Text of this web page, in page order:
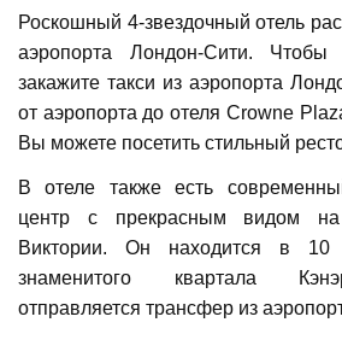
Роскошный 4-звездочный отель
аэропорта Лондон-Сити. Чтобы
закажите такси из аэропорта
от аэропорта до отеля Crowne
Вы можете посетить стильный
В отеле также есть
центр с прекрасным видом на
Виктории. Он находится в
знаменитого квартала
отправляется трансфер из